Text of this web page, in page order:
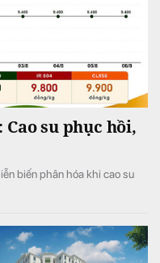
su phục hồi,
biến phân hóa khi cao su